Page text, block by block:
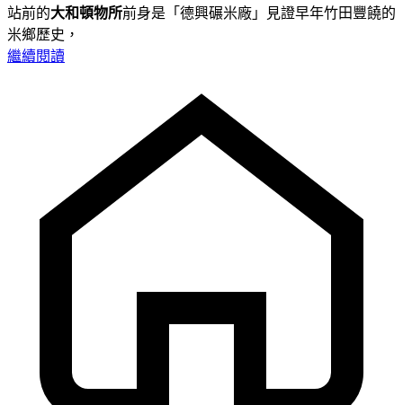
站前的大和頓物所前身是「德興碾米廠」見證早年竹田豐饒的
米鄉歷史，
繼續閱讀